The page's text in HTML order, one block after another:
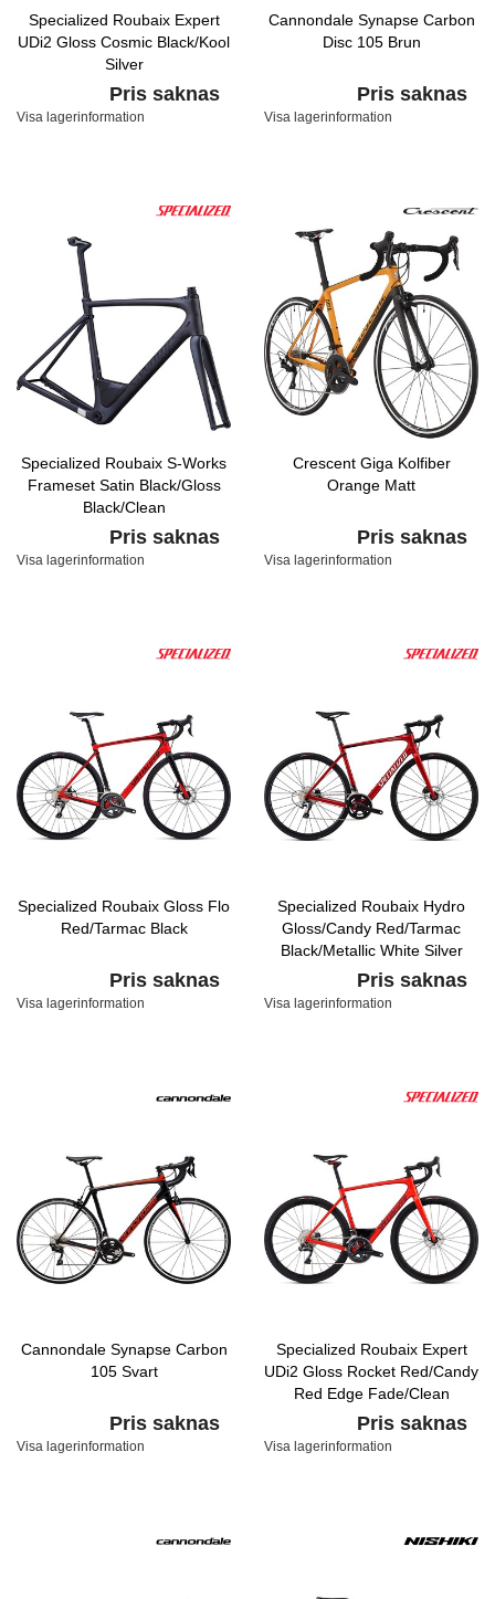
Specialized Roubaix Expert
UDi2 Gloss Cosmic Black/Kool
Silver
Pris saknas
Visa lagerinformation
Cannondale Synapse Carbon
Disc 105 Brun
Pris saknas
Visa lagerinformation
Specialized Roubaix S-Works
Frameset Satin Black/Gloss
Black/Clean
Pris saknas
Visa lagerinformation
Crescent Giga Kolfiber
Orange Matt
Pris saknas
Visa lagerinformation
Specialized Roubaix Gloss Flo
Red/Tarmac Black
Pris saknas
Visa lagerinformation
Specialized Roubaix Hydro
Gloss/Candy Red/Tarmac
Black/Metallic White Silver
Pris saknas
Visa lagerinformation
Cannondale Synapse Carbon
105 Svart
Pris saknas
Visa lagerinformation
Specialized Roubaix Expert
UDi2 Gloss Rocket Red/Candy
Red Edge Fade/Clean
Pris saknas
Visa lagerinformation